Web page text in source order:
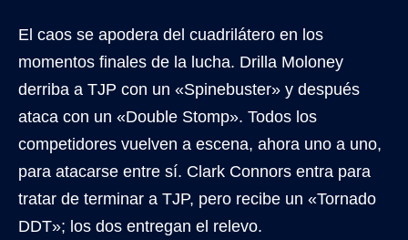
El caos se apodera del cuadrilátero en los
momentos finales de la lucha. Drilla Moloney
derriba a TJP con un «Spinebuster» y después
ataca con un «Double Stomp». Todos los
competidores vuelven a escena, ahora uno a uno,
para atacarse entre sí. Clark Connors entra para
tratar de terminar a TJP, pero recibe un «Tornado
DDT»; los dos entregan el relevo.